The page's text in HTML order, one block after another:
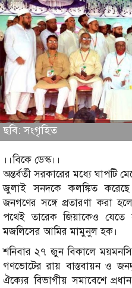
ছবি: সংগৃহিত
।।বিকে ডেস্ক।।
অন্তর্বর্তী সরকারের মধ্যে ঘাপটি
জুলাই সনদকে কলঙ্কিত
জনগণের সঙ্গে প্রতারণা করা
পথেই তারেক জিয়াকেও যেতে
মজলিসের আমির মামুনুল হক।
শনিবার ২৭ জুন বিকালে
গণভোটের রায় বাস্তবায়ন ও
ঐক্যের বিভাগীয় সমাবেশে